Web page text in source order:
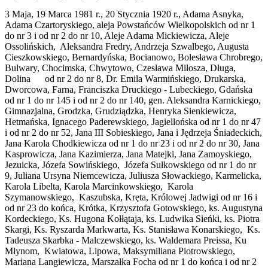
3 Maja, 19 Marca 1981 r., 20 Stycznia 1920 r., Adama Asnyka,
Adama Czartoryskiego, aleja Powstańców Wielkopolskich od nr 1
do nr 3 i od nr 2 do nr 10, Aleje Adama Mickiewicza, Aleje
Ossolińskich, Aleksandra Fredry, Andrzeja Szwalbego, Augusta
Cieszkowskiego, Bernardyńska, Bocianowo, Bolesława Chrobrego,
Bulwary, Chocimska, Chwytowo, Czesława Miłosza, Długa,
Dolina od nr 2 do nr 8, Dr. Emila Warmińskiego, Drukarska,
Dworcowa, Farna, Franciszka Druckiego - Lubeckiego, Gdańska
od nr 1 do nr 145 i od nr 2 do nr 140, gen. Aleksandra Karnickiego,
Gimnazjalna, Grodzka, Grudziądzka, Henryka Sienkiewicza,
Hetmańska, Ignacego Paderewskiego, Jagiellońska od nr 1 do nr 47
i od nr 2 do nr 52, Jana III Sobieskiego, Jana i Jędrzeja Śniadeckich,
Jana Karola Chodkiewicza od nr 1 do nr 23 i od nr 2 do nr 30, Jana
Kasprowicza, Jana Kazimierza, Jana Matejki, Jana Zamoyskiego,
Jezuicka, Józefa Sowińskiego, Józefa Sułkowskiego od nr 1 do nr
9, Juliana Ursyna Niemcewicza, Juliusza Słowackiego, Karmelicka,
Karola Libelta, Karola Marcinkowskiego, Karola
Szymanowskiego, Kaszubska, Kręta, Królowej Jadwigi od nr 16 i
od nr 23 do końca, Krótka, Krzysztofa Gotowskiego, ks. Augustyna
Kordeckiego, Ks. Hugona Kołłątaja, ks. Ludwika Sieńki, ks. Piotra
Skargi, Ks. Ryszarda Markwarta, Ks. Stanisława Konarskiego, Ks.
Tadeusza Skarbka - Malczewskiego, ks. Waldemara Preissa, Ku
Młynom, Kwiatowa, Lipowa, Maksymiliana Piotrowskiego,
Mariana Langiewicza, Marszałka Focha od nr 1 do końca i od nr 2